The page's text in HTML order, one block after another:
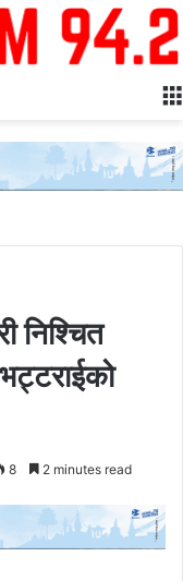
निश्चित
8 2 minutes read